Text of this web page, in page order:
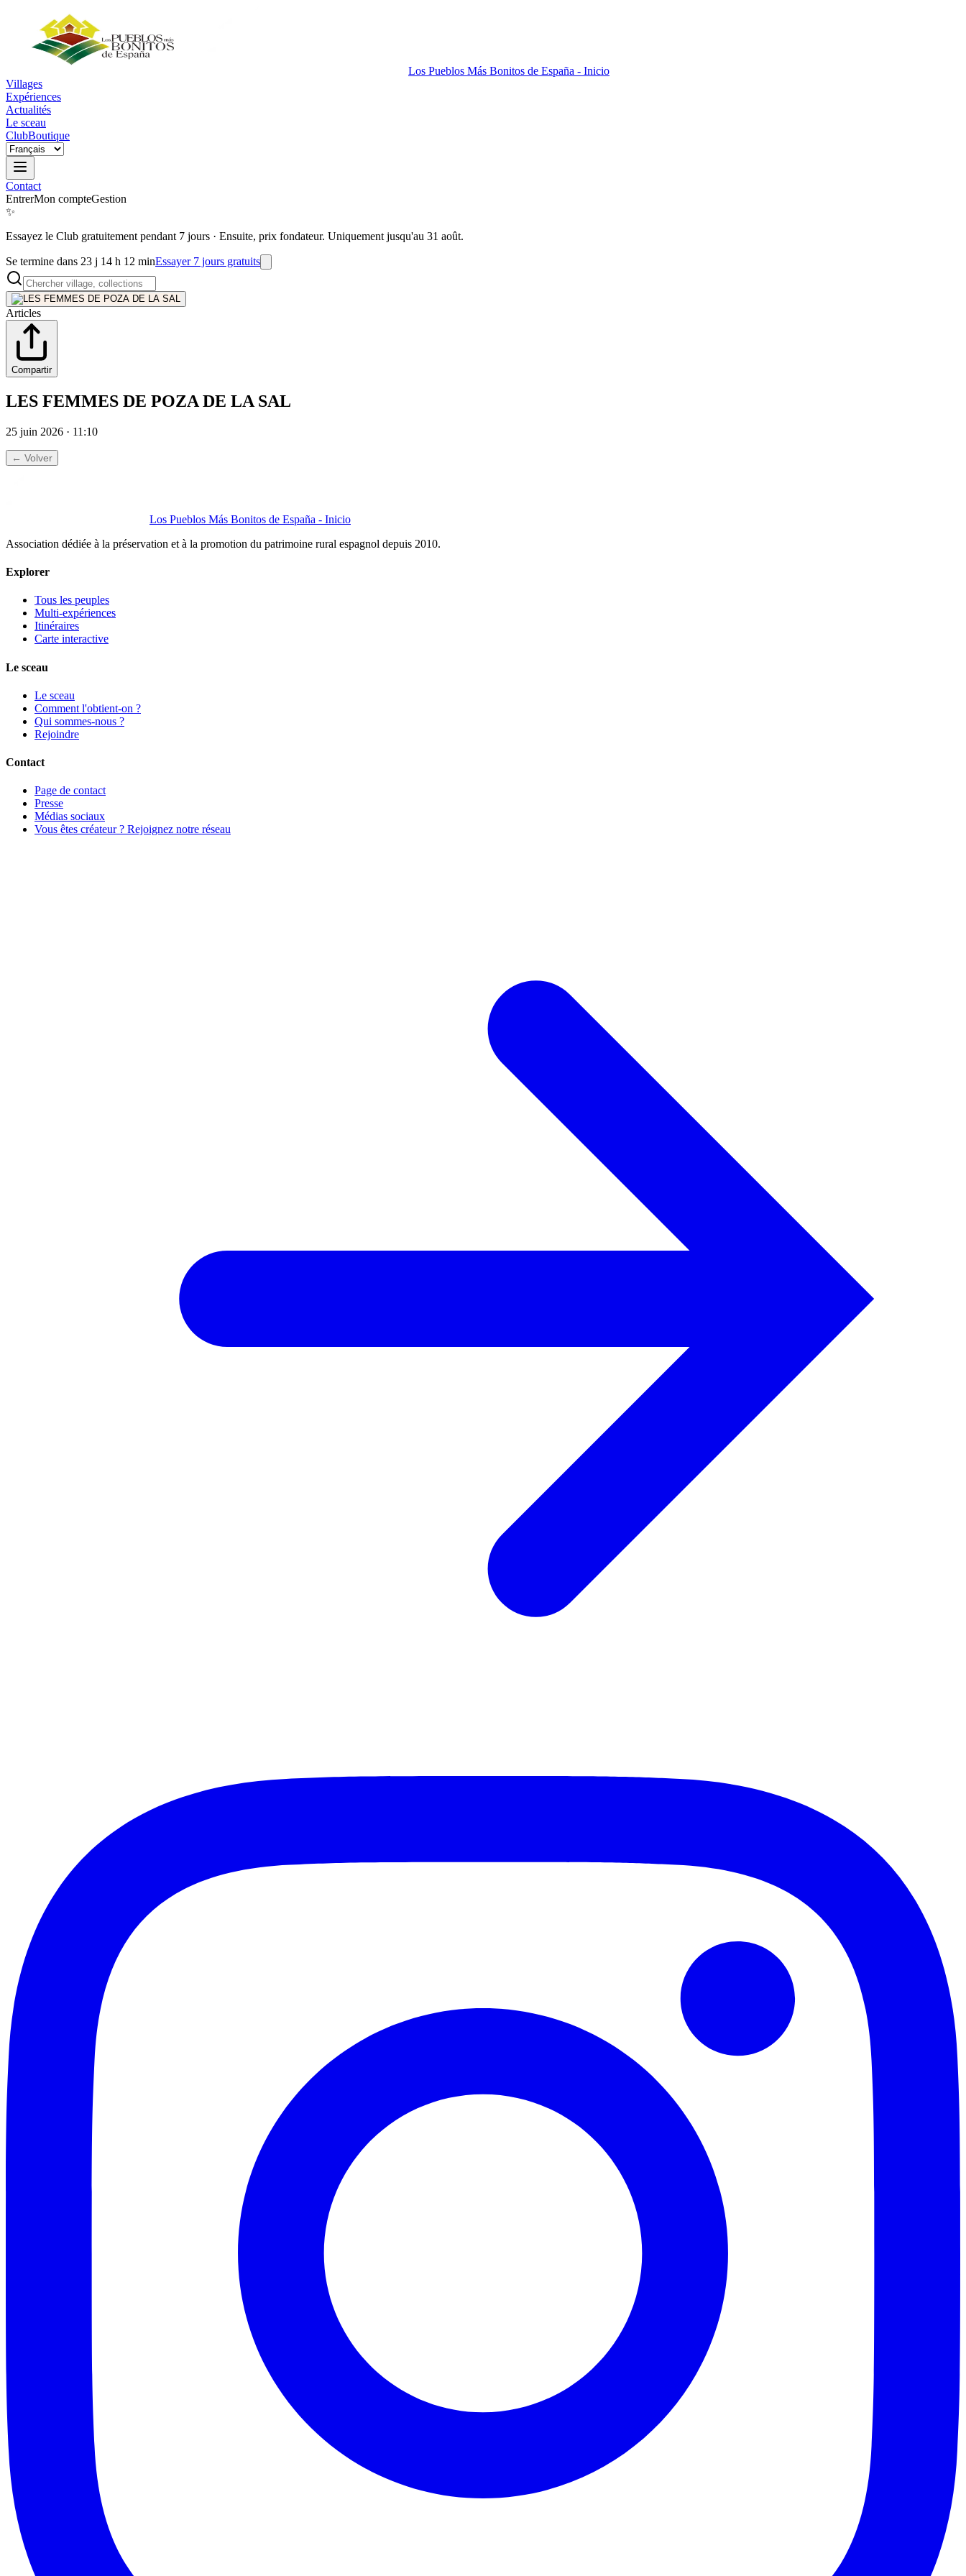
Los Pueblos Más Bonitos de España - Inicio
Villages
Expériences
Actualités
Le sceau
ClubBoutique
Contact
EntrerMon compteGestion
✨
Essayez le Club gratuitement pendant 7 jours · Ensuite, prix fondateur. Uniquement jusqu'au 31 août.
Se termine dans 23 j 14 h 12 minEssayer 7 jours gratuits
Articles
Compartir
LES FEMMES DE POZA DE LA SAL
25 juin 2026 · 11:10
← Volver
Los Pueblos Más Bonitos de España - Inicio
Association dédiée à la préservation et à la promotion du patrimoine rural espagnol depuis 2010.
Explorer
Tous les peuples
Multi-expériences
Itinéraires
Carte interactive
Le sceau
Le sceau
Comment l'obtient-on ?
Qui sommes-nous ?
Rejoindre
Contact
Page de contact
Presse
Médias sociaux
Vous êtes créateur ? Rejoignez notre réseau